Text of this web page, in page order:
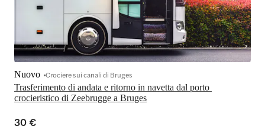
Trasferimento di andata e ritorno in navetta dal porto
crocieristico di Zeebrugge a Bruges
Nuovo Crociere sui canali di Bruges
30 €